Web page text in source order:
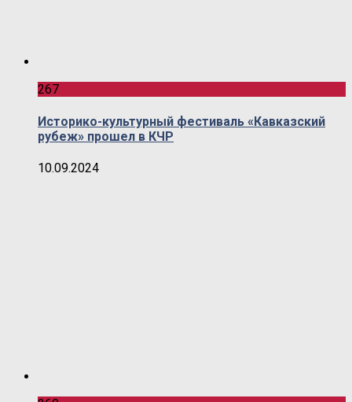
267
Историко-культурный фестиваль «Кавказский
рубеж» прошел в КЧР
10.09.2024